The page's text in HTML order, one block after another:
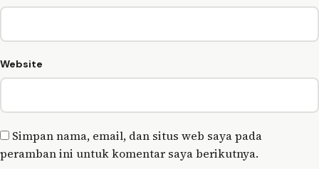
Website
Simpan nama, email, dan situs web saya pada
peramban ini untuk komentar saya berikutnya.